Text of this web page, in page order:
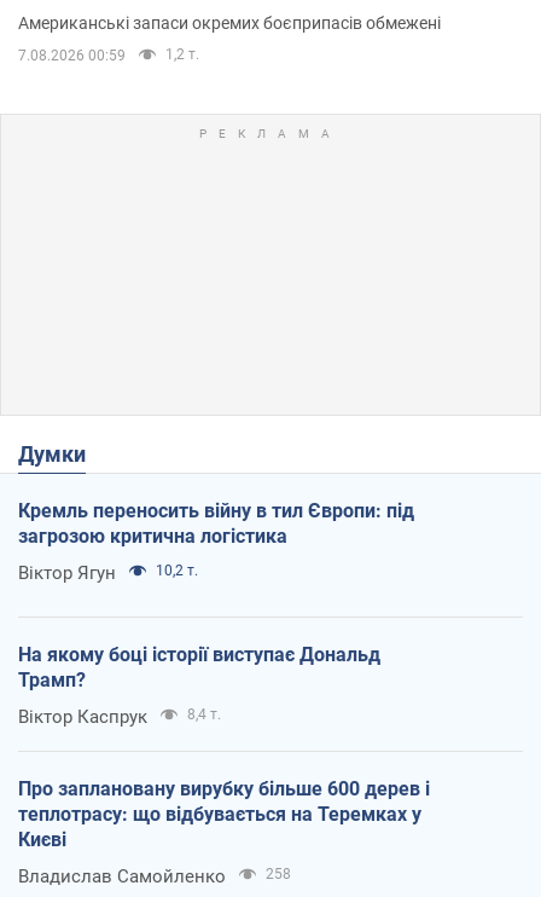
Американські запаси окремих боєприпасів обмежені
7.08.2026 00:59 1,2 т.
Думки
Кремль переносить війну в тил Європи: під
загрозою критична логістика
Віктор Ягун 10,2 т.
На якому боці історії виступає Дональд
Трамп?
Віктор Каспрук 8,4 т.
Про заплановану вирубку більше 600 дерев і
теплотрасу: що відбувається на Теремках у
Києві
Владислав Самойленко 258